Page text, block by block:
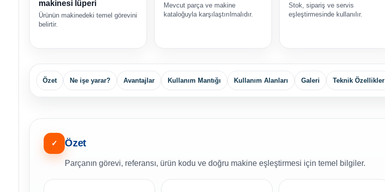
makinesi lüperi
Ürünün makinedeki temel görevini
belirtir.
Mevcut parça ve makine
kataloğuyla karşılaştırılmalıdır.
Stok, sipariş ve servis
eşleştirmesinde kullanılır.
Özet Ne işe yarar? Avantajlar Kullanım Mantığı Kullanım Alanları Galeri Teknik Özellikler
✓ Özet
Parçanın görevi, referansı, ürün kodu ve doğru makine eşleştirmesi için temel bilgiler.